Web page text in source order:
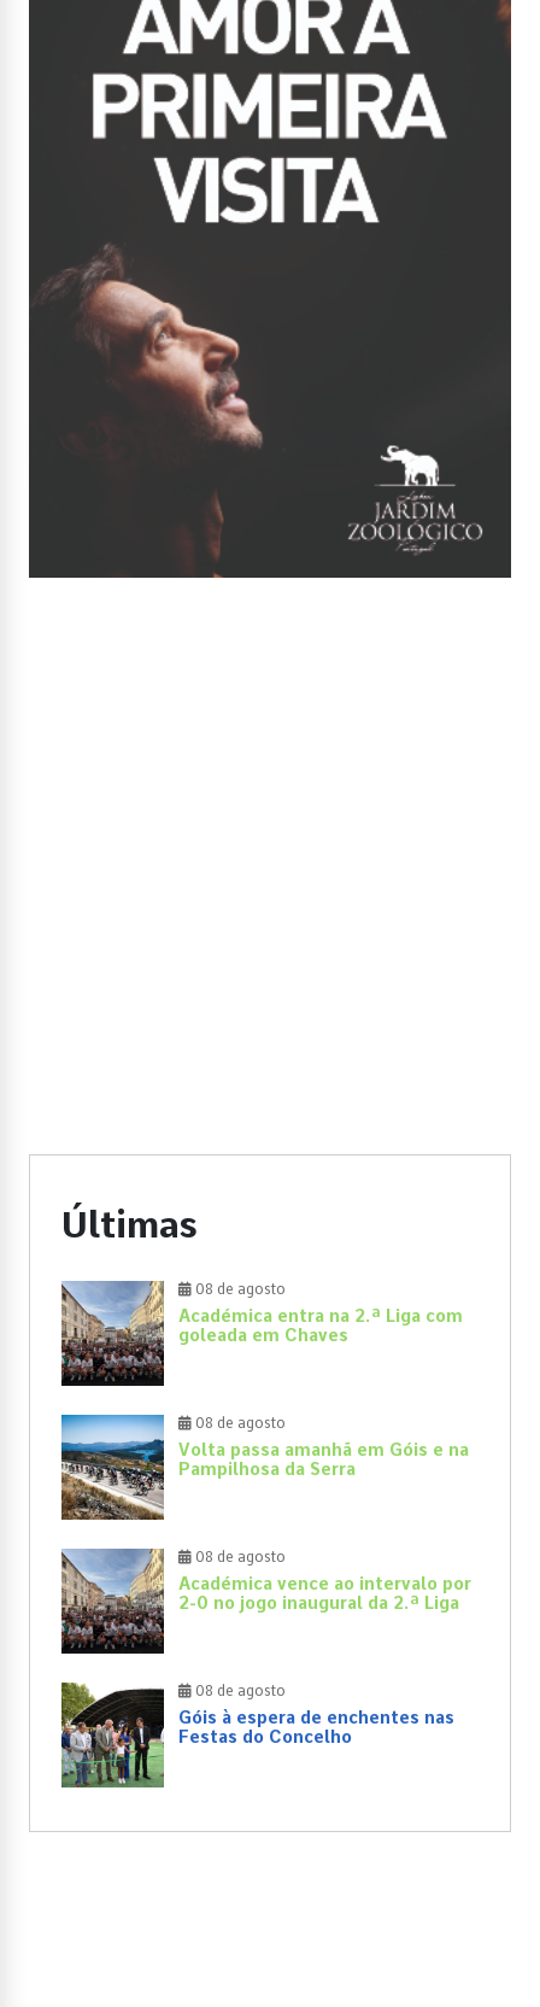
Últimas
08 de agosto
Académica entra na 2.ª Liga com
goleada em Chaves
08 de agosto
Volta passa amanhã em Góis e na
Pampilhosa da Serra
08 de agosto
Académica vence ao intervalo por
2-0 no jogo inaugural da 2.ª Liga
08 de agosto
Góis à espera de enchentes nas
Festas do Concelho